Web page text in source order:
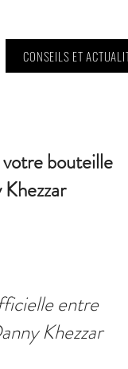
CONSEILS ET
votre bouteille
entre
Khezzar